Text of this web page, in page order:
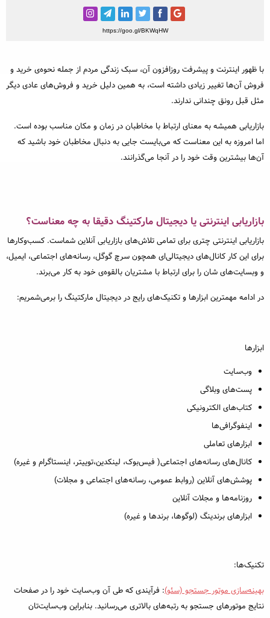
رپورتاژ آگهی
محبوب‌ترین
داغ‌ترین
https://goo.gl/BKWqHW
با ظهور اینترنت و پیشرفت روزافزون آن، سبک زندگی مردم از جمله نحوه‌‌ی خرید و
فروش آن‌ها تغییر زیادی داشته است، به همین دلیل خرید و فروش‌های عادی دیگر
مثل قبل رونق چندانی ندارند.
بازاریابی همیشه به معنای ارتباط با مخاطبان در زمان و مکان مناسب بوده است.
اما امروزه به این معناست که می‌بایست جایی به دنبال مخاطبان خود باشید که
آن‌ها بیشترین وقت خود را در آنجا می‌گذرانند.
بازاریابی اینترنتی یا دیجیتال مارکتینگ دقیقا به چه معناست؟
بازاریابی اینترنتی چتری برای تمامی تلاش‌های بازاریابی آنلاین شماست. کسب‌وکارها
برای این کار کانال‌های دیجیتالی‌ای همچون سرچ گوگل، رسانه‌های اجتماعی، ایمیل،
و وبسایت‌های شان را برای ارتباط با مشتریان بالقوه‌ی خود به کار می‌برند.
در ادامه مهمترین ابزارها و تکنیک‌های رایج در دیجیتال مارکتینگ را برمی‌شمریم:
ابزارها
وب‌سایت
پست‌های وبلاگی
کتاب‌های الکترونیکی
اینفوگرافی‌ها
ابزارهای تعاملی
کانال‌های رسانه‌های اجتماعی( فیس‌بوک، لینکدین،توییتر، اینستاگرام و غیره)
پوشش‌های آنلاین (روابط عمومی، رسانه‌های اجتماعی و مجلات)
روزنامه‌ها و مجلات آنلاین
ابزارهای برندینگ (لوگوها، برندها و غیره)
تکنیک‌ها:
بهینه‌سازی موتور جستجو (سئو): فرآیندی که طی آن وب‌سایت خود را در صفحات
نتایج موتورهای جستجو به رتبه‌های بالاتری می‌رسانید. بنابراین وب‌سایت‌تان